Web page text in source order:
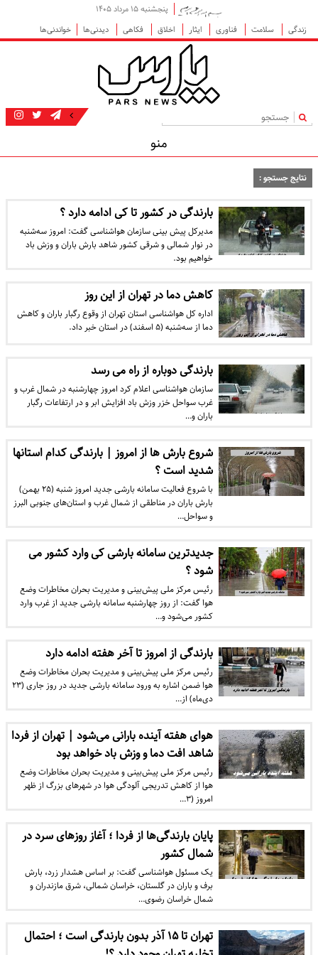
پنجشنبه ۱۵ مرداد ۱۴۰۵
زندگی
سلامت فناوری ایثار اخلاق فکاهی دیدنی‌ها خواندنی‌ها
|
منو
نتایج جستجو :
بارندگی در کشور تا کی ادامه دارد ؟
مدیرکل پیش بینی سازمان هواشناسی گفت: امروز سه‌شنبه
در نوار شمالی و شرقی کشور شاهد بارش باران و وزش باد
خواهیم بود.
کاهش دما در تهران از این روز
اداره کل هواشناسی استان تهران از وقوع رگبار باران و کاهش
دما از سه‌شنبه (۵ اسفند) در استان خبر داد.
بارندگی دوباره از راه می رسد
سازمان هواشناسی اعلام کرد امروز چهارشنبه در شمال غرب و
غرب سواحل خزر وزش باد افزایش ابر و در ارتفاعات رگبار
باران و…
شروع بارش ها از امروز | بارندگی کدام استانها
شدید است ؟
با شروع فعالیت سامانه بارشی جدید امروز شنبه (۲۵ بهمن)
بارش باران در مناطقی از شمال غرب و استان‌های جنوبی البرز
و سواحل…
جدیدترین سامانه بارشی کی وارد کشور می
شود ؟
رئیس مرکز ملی پیش‌بینی و مدیریت بحران مخاطرات وضع
هوا گفت: از روز چهارشنبه سامانه بارشی جدید از غرب وارد
کشور می‌شود و…
بارندگی از امروز تا آخر هفته ادامه دارد
رئیس مرکز ملی پیش‌بینی و مدیریت بحران مخاطرات وضع
هوا ضمن اشاره به ورود سامانه بارشی جدید در روز جاری (۲۳
دی‌ماه) از…
هوای هفته آینده بارانی می‌شود | تهران از فردا
شاهد افت دما و وزش باد خواهد بود
رئیس مرکز ملی پیش‌بینی و مدیریت بحران مخاطرات وضع
هوا از کاهش تدریجی آلودگی هوا در شهرهای بزرگ از ظهر
امروز (۳…
پایان بارندگی‌ها از فردا ؛ آغاز روزهای سرد در
شمال کشور
یک مسئول هواشناسی گفت: بر اساس هشدار زرد، بارش
برف و باران در گلستان، خراسان شمالی، شرق مازندران و
شمال خراسان رضوی…
تهران تا ۱۵ آذر بدون بارندگی است ؛ احتمال